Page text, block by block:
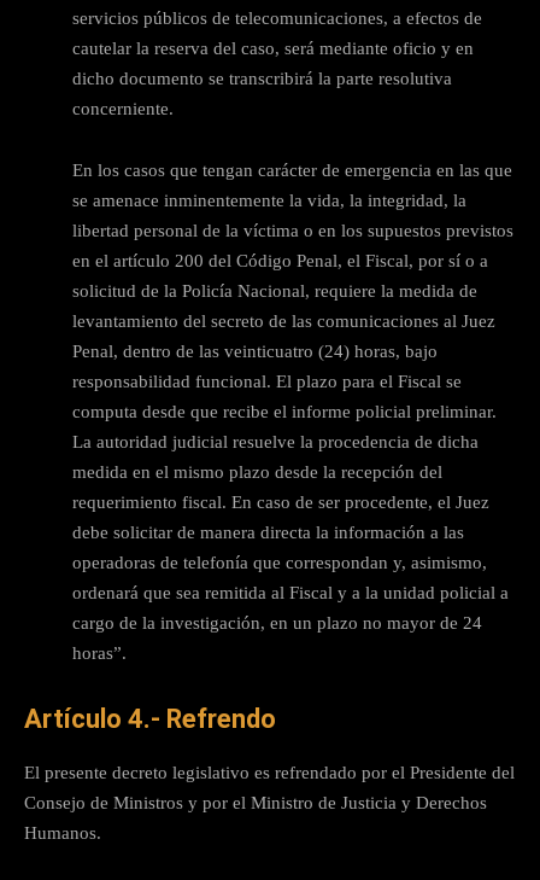
servicios públicos de telecomunicaciones, a efectos de
cautelar la reserva del caso, será mediante oficio y en
dicho documento se transcribirá la parte resolutiva
concerniente.
En los casos que tengan carácter de emergencia en las que
se amenace inminentemente la vida, la integridad, la
libertad personal de la víctima o en los supuestos previstos
en el artículo 200 del Código Penal, el Fiscal, por sí o a
solicitud de la Policía Nacional, requiere la medida de
levantamiento del secreto de las comunicaciones al Juez
Penal, dentro de las veinticuatro (24) horas, bajo
responsabilidad funcional. El plazo para el Fiscal se
computa desde que recibe el informe policial preliminar.
La autoridad judicial resuelve la procedencia de dicha
medida en el mismo plazo desde la recepción del
requerimiento fiscal. En caso de ser procedente, el Juez
debe solicitar de manera directa la información a las
operadoras de telefonía que correspondan y, asimismo,
ordenará que sea remitida al Fiscal y a la unidad policial a
cargo de la investigación, en un plazo no mayor de 24
horas”.
Artículo 4.- Refrendo
El presente decreto legislativo es refrendado por el Presidente del
Consejo de Ministros y por el Ministro de Justicia y Derechos
Humanos.